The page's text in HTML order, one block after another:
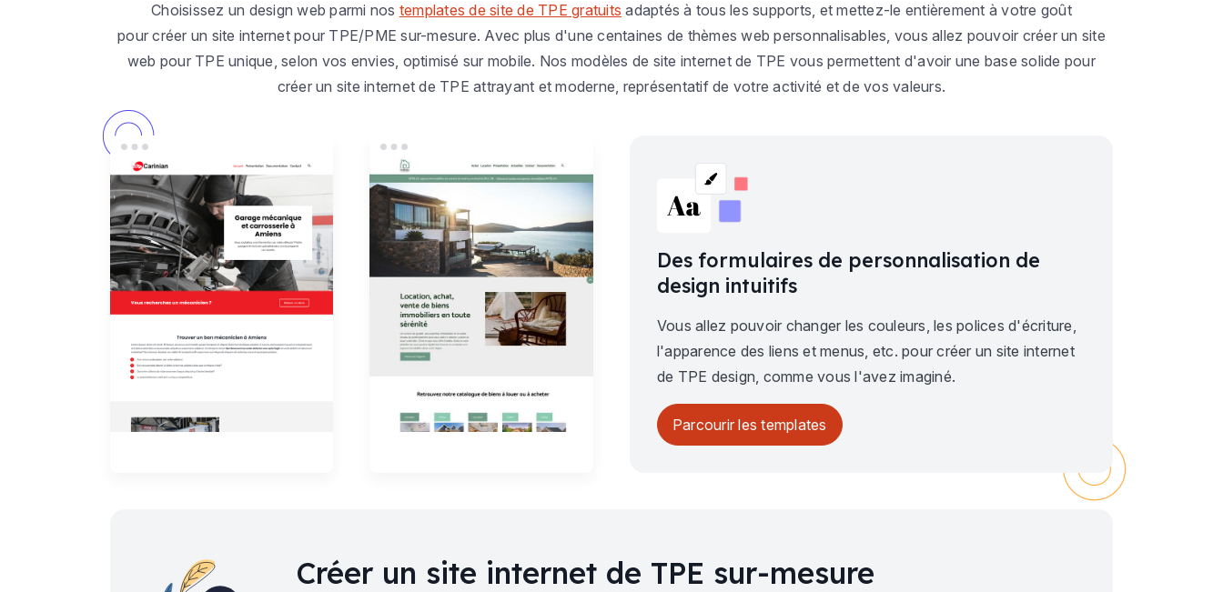
Choisissez un design web parmi nos templates de site de TPE gratuits adaptés à tous les supports, et mettez-le entièrement à votre goût
pour créer un site internet pour TPE/PME sur-mesure. Avec plus d'une centaines de thèmes web personnalisables, vous allez pouvoir créer un site
web pour TPE unique, selon vos envies, optimisé sur mobile. Nos modèles de site internet de TPE vous permettent d'avoir une base solide pour
créer un site internet de TPE attrayant et moderne, représentatif de votre activité et de vos valeurs.
Des formulaires de personnalisation de
design intuitifs
Vous allez pouvoir changer les couleurs, les polices d'écriture,
l'apparence des liens et menus, etc. pour créer un site internet
de TPE design, comme vous l'avez imaginé.
Parcourir les templates
Créer un site internet de TPE sur-mesure